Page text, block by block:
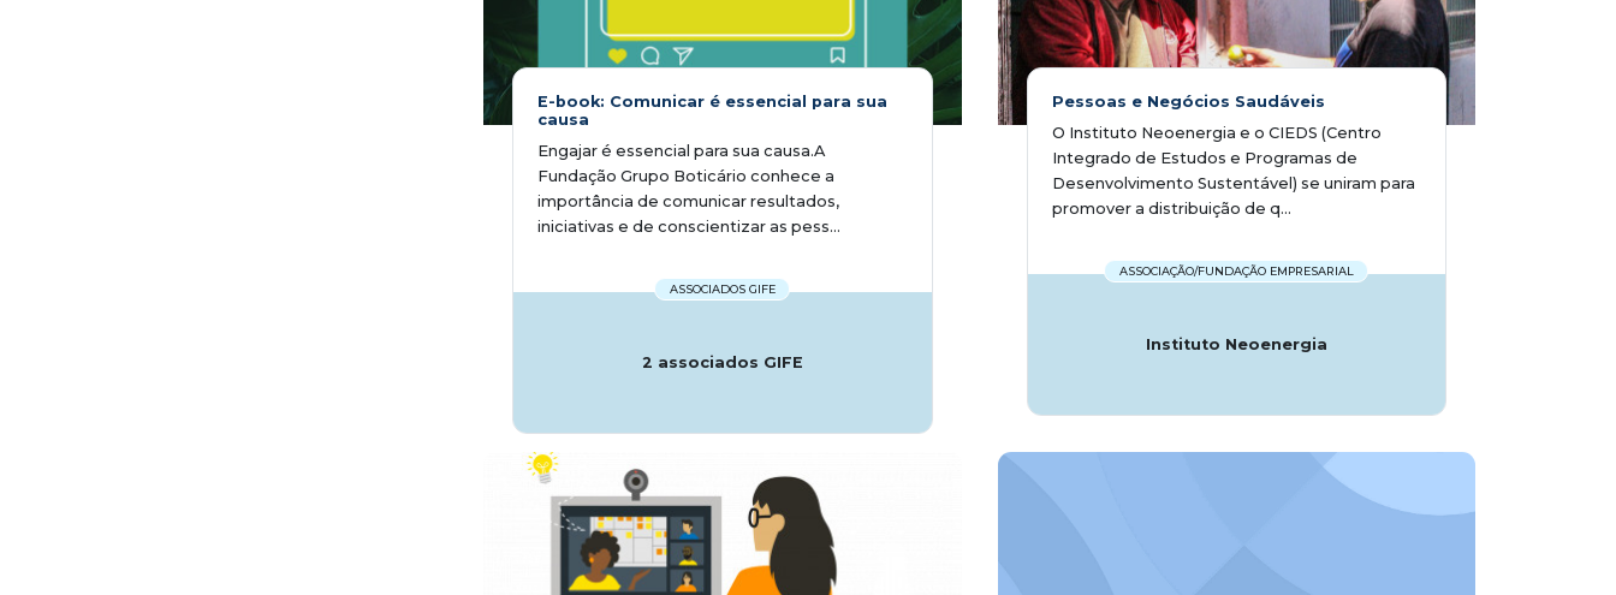
E-book: Comunicar é essencial para sua
causa
Engajar é essencial para sua causa.​ A
Fundação Grupo Boticário conhece a
importância de comunicar resultados,
iniciativas e de conscientizar as pess...
ASSOCIADOS GIFE
2 associados GIFE
Pessoas e Negócios Saudáveis
O Instituto Neoenergia​ e o CIEDS (Centro
Integrado de Estudos e Programas de
Desenvolvimento Sustentável) se uniram para
promover a distribuição de q...
ASSOCIAÇÃO/FUNDAÇÃO EMPRESARIAL
Instituto Neoenergia